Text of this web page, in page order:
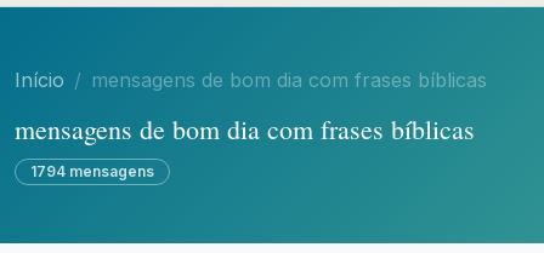
Início mensagens de bom dia com frases bíblicas
mensagens de bom dia com frases bíblicas
1794 mensagens